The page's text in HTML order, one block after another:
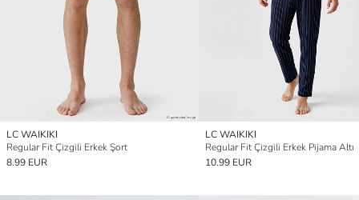
LC WAIKIKI
Regular Fit Çizgili Erkek Şort
8.99 EUR
LC WAIKIKI
Regular Fit Çizgili Erkek Pijama Altı
10.99 EUR